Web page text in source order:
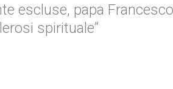
escluse, papa Francesco
spirituale”